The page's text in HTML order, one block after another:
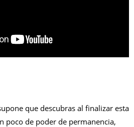
que descubras al finalizar esta
poco de poder de permanencia,